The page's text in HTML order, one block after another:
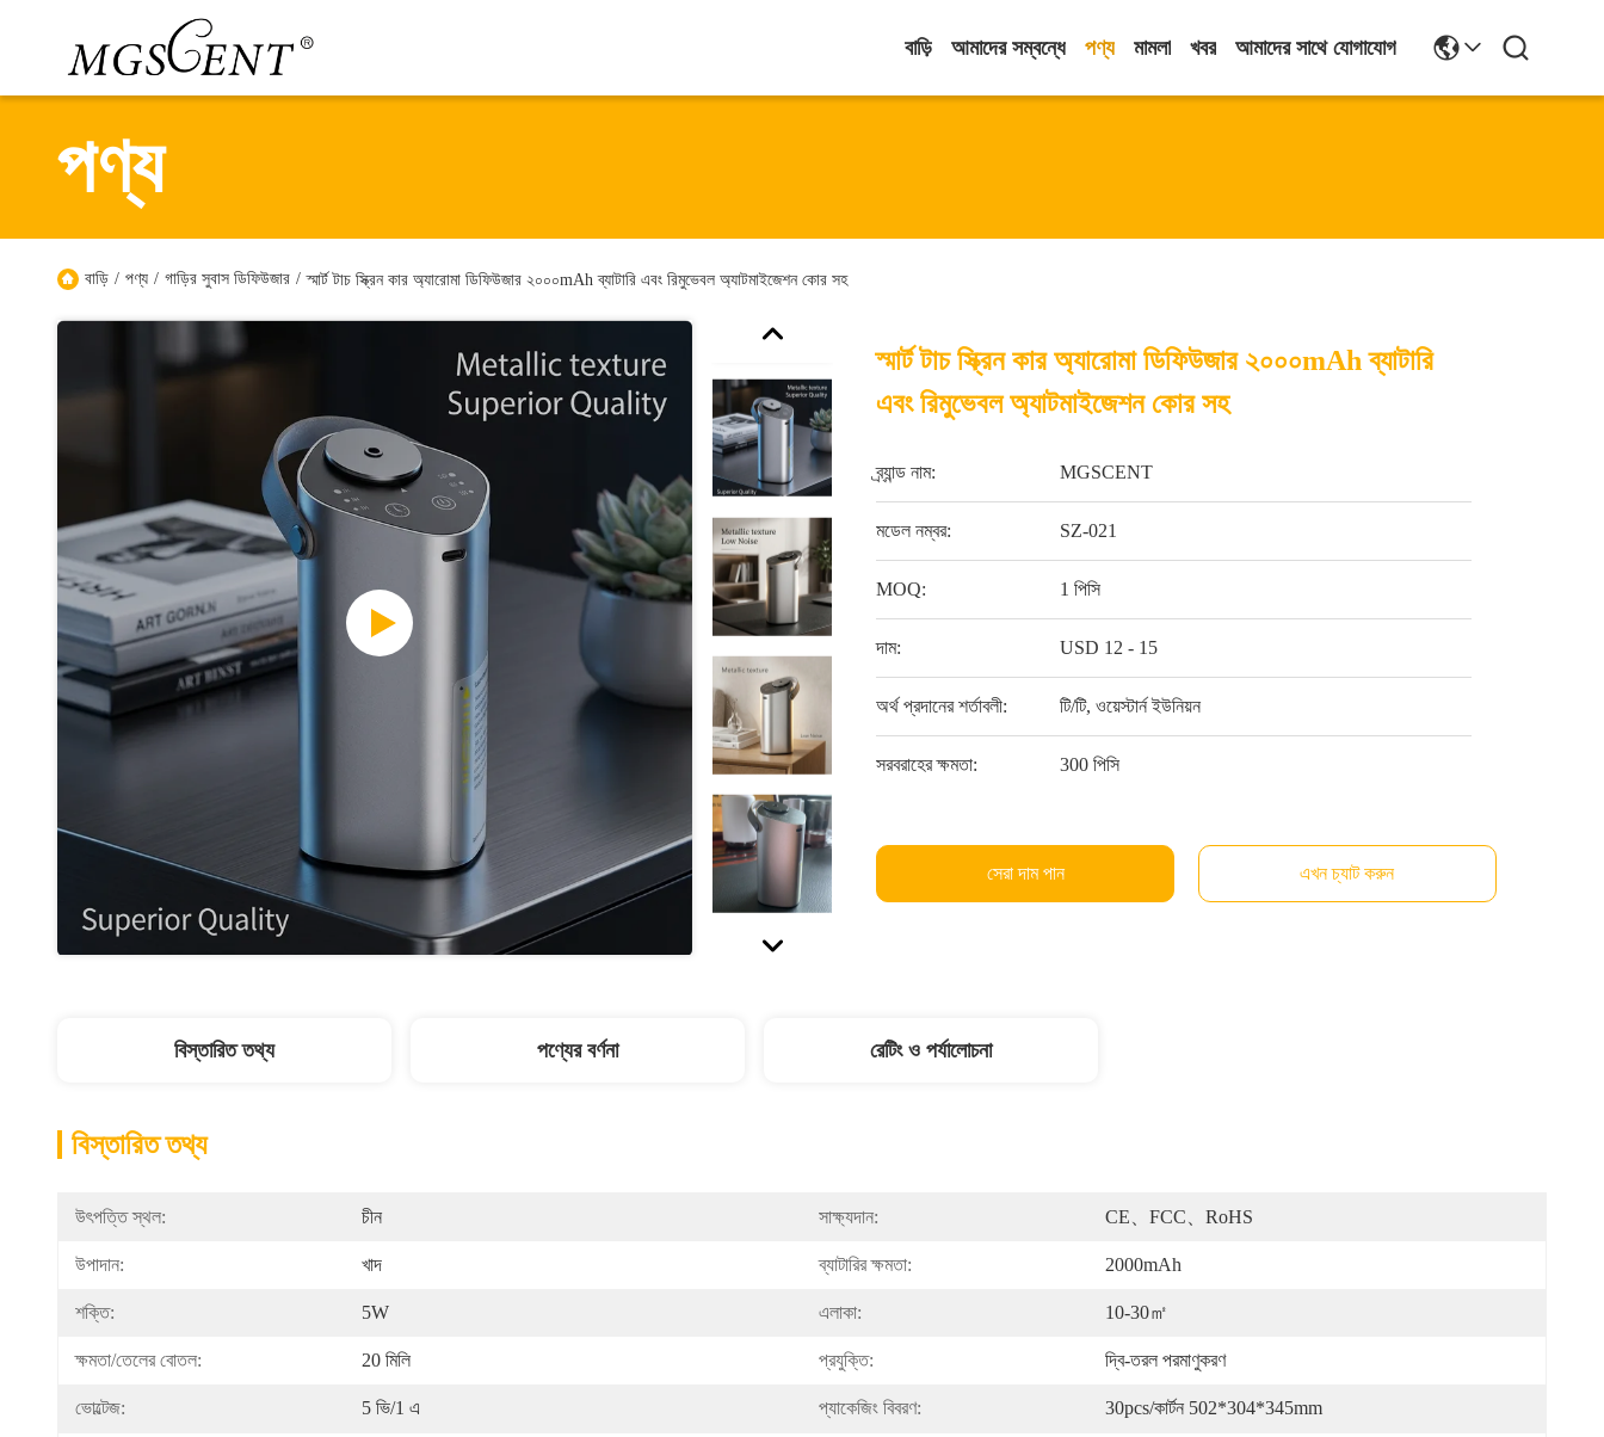
বাড়ি আমাদের সম্বন্ধে পণ্য মামলা খবর আমাদের সাথে যোগাযোগ
পণ্য
বাড়ি / পণ্য / গাড়ির সুবাস ডিফিউজার / স্মার্ট টাচ স্ক্রিন কার অ্যারোমা ডিফিউজার ২০০০mAh ব্যাটারি এবং রিমুভেবল অ্যাটমাইজেশন কোর সহ
স্মার্ট টাচ স্ক্রিন কার অ্যারোমা ডিফিউজার ২০০০mAh ব্যাটারি
এবং রিমুভেবল অ্যাটমাইজেশন কোর সহ
ব্র্যান্ড নাম: MGSCENT
মডেল নম্বর: SZ-021
MOQ: 1 পিসি
দাম: USD 12 - 15
অর্থ প্রদানের শর্তাবলী: টি/টি, ওয়েস্টার্ন ইউনিয়ন
সরবরাহের ক্ষমতা: 300 পিসি
সেরা দাম পান এখন চ্যাট করুন
বিস্তারিত তথ্য পণ্যের বর্ণনা রেটিং ও পর্যালোচনা
বিস্তারিত তথ্য
উৎপত্তি স্থল: চীন সাক্ষ্যদান: CE、FCC、RoHS
উপাদান: খাদ ব্যাটারির ক্ষমতা: 2000mAh
শক্তি: 5W এলাকা: 10-30㎡
ক্ষমতা/তেলের বোতল: 20 মিলি প্রযুক্তি: দ্বি-তরল পরমাণুকরণ
ভোল্টেজ: 5 ভি/1 এ প্যাকেজিং বিবরণ: 30pcs/কার্টন 502*304*345mm